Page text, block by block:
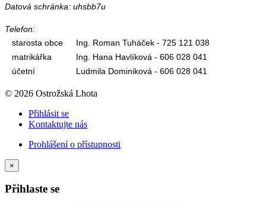
Datová schránka: uhsbb7u
Telefon:
starosta obce
Ing. Roman Tuháček - 725 121 038
matrikářka
Ing. Hana Havlíková - 606 028 041
účetní
Ludmila Dominiková - 606 028 041
© 2026 Ostrožská Lhota
Přihlásit se
Kontaktujte nás
Prohlášení o přístupnosti
×
Přihlaste se